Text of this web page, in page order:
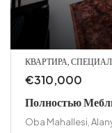
КВАРТИРА,
€310,000
Oba Mahallesi,